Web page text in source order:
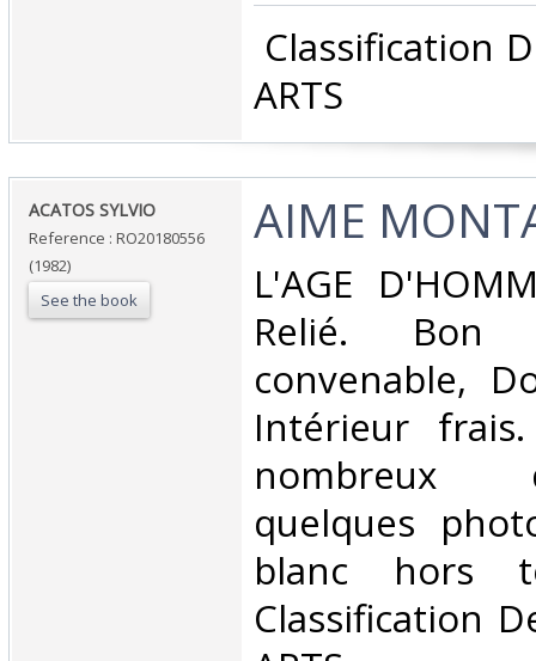
Classification
ARTS‎
‎ACATOS SYLVIO‎
Reference : RO20180556
(1982)
See the book
‎AIME
‎L'AGE
Relié. Bon
convenable,
Intérieur
nombreux
quelques
blanc
Classification